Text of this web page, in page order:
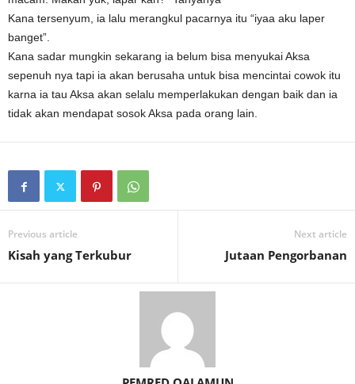
Kana tersenyum, ia lalu merangkul pacarnya itu “iyaa aku laper
banget”.
Kana sadar mungkin sekarang ia belum bisa menyukai Aksa
sepenuh nya tapi ia akan berusaha untuk bisa mencintai cowok itu
karna ia tau Aksa akan selalu memperlakukan dengan baik dan ia
tidak akan mendapat sosok Aksa pada orang lain.
Previous article
Kisah yang Terkubur
Next article
Jutaan Pengorbanan